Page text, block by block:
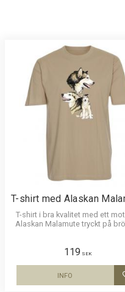
favoriter
T-shirt med Alaskan
T-shirt i bra kvalitet med ett
Alaskan Malamute tryckt på
119 SEK
INFO